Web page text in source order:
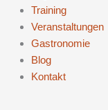
Training
Veranstaltungen
Gastronomie
Blog
Kontakt